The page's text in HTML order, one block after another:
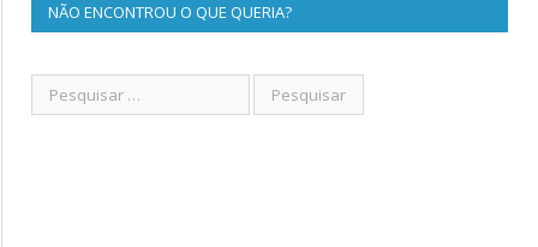
NÃO ENCONTROU O QUE QUERIA?